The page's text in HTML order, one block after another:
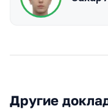
Другие